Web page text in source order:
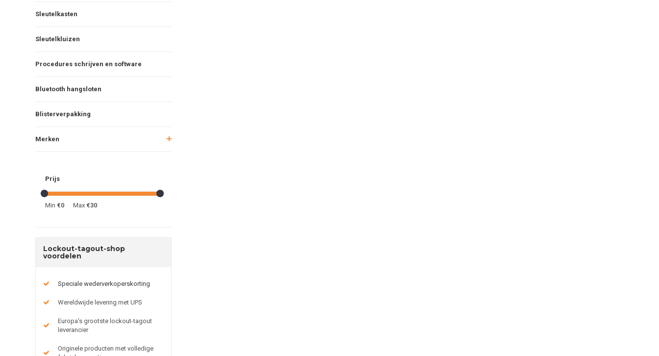
Sleutelkasten
Sleutelkluizen
Procedures schrijven en software
Bluetooth hangsloten
Blisterverpakking
Merken
Prijs
Min €0 Max €30
Lockout-tagout-shop
voordelen
Speciale wederverkoperskorting
Wereldwijde levering met UPS
Europa's grootste lockout-tagout
leverancier
Originele producten met volledige